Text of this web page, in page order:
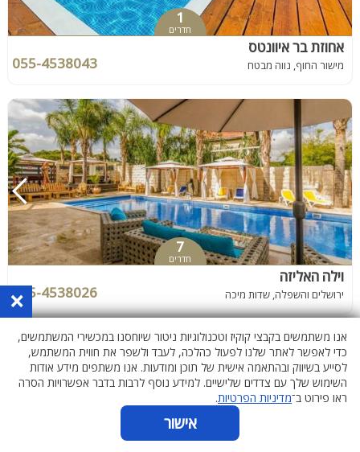
1
חדרים
אחוזת בר איוונטס
מישור החוף, נווה מבטח 055-4538043
7
חדרים
וילה האליזה
ירושלים והשפלה, שדות מיכה 055-4538026
בריכה
מחוממת
ומקורה
×
אנו משתמשים בקבצי קוקיז וטכנולוגיות ניטור שיוחסנו במכשירי המשתמשים,
כדי לאפשר לאתר שלנו לפעול כהלכה, לעבד ולשפר את חווית המשתמש,
לסייע בשיווק ובהתאמה אישית של תוכן ומודעות. אנו משתפים מידע אודות
השימוש שלך עם צדדים שלישיים. למידע נוסף לרבות בדבר אפשרויות הסרה
ראו פירוט ב־מדיניות הפרטיות.
אישור